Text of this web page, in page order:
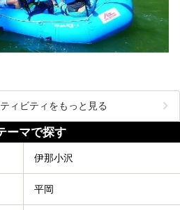
ィビティをもっと見る
ーマで探す
伊那小沢
平岡